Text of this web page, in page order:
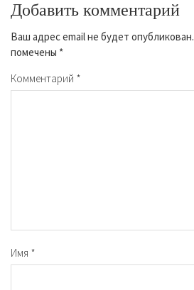
Добавить комментарий
Ваш адрес email не будет опубликован.
помечены *
Комментарий *
Имя *